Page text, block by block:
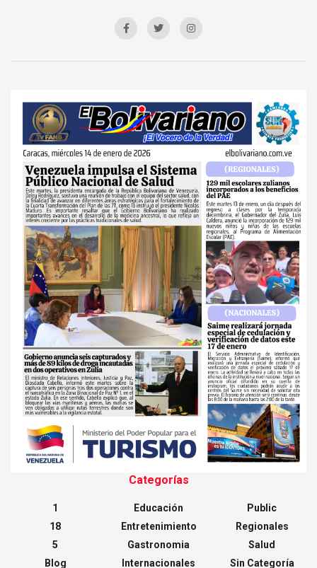
Categorías
1
18
5
Blog
Educación
Entretenimiento
Gastronomia
Internacionales
Public
Regionales
Salud
Sin Categoría